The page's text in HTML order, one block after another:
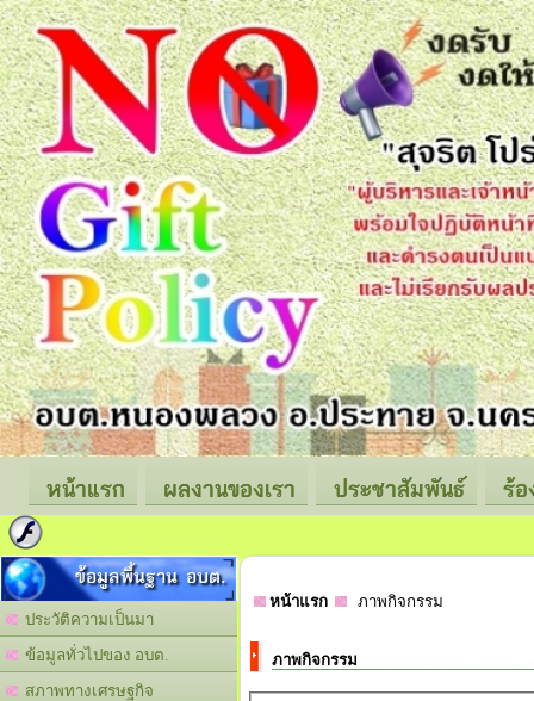
หน้าแรก ผลงานของเรา ประชาสัมพันธ์ ร้
ข้อมูลพื้นฐาน อบต.
ประวัติความเป็นมา
ข้อมูลทั่วไปของ อบต.
สภาพทางเศรษฐกิจ
หน้าแรก ภาพกิจกรรม
ภาพกิจกรรม